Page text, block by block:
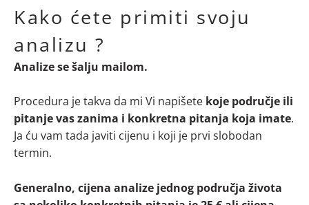
Kako ćete primiti svoju
analizu ?
Analize se šalju mailom.
Procedura je takva da mi Vi napišete koje područje ili
pitanje vas zanima i konkretna pitanja koja imate.
Ja ću vam tada javiti cijenu i koji je prvi slobodan
termin.
Generalno, cijena analize jednog područja života